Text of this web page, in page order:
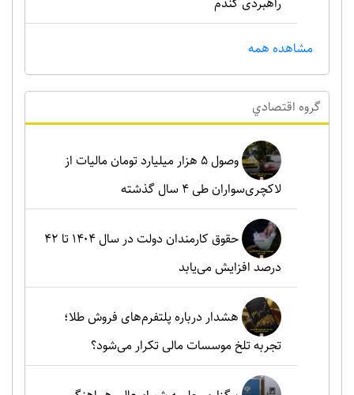
مشاهده همه
گروه اقتصادي
وصول ۵ هزار میلیارد تومان مالیات از
لاکچری‌سواران طی ۴ سال گذشته
حقوق کارمندان دولت در سال ۱۴۰۴ تا ۴۲
درصد افزایش می‌یابد
هشدار درباره پلتفرم‌های فروش طلا؛
تجربه تلخ موسسات مالی تکرار می‌شود؟